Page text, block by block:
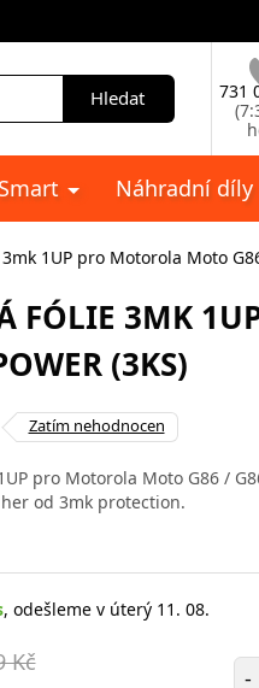
Hledat
731
Smart Náhradní díly
1UP pro Motorola Moto
FÓLIE 3MK
(3KS)
Zatím nehodnocen
pro Motorola Moto G86 /
od 3mk protection.
, odešleme v úterý 11. 08.
Kč
-